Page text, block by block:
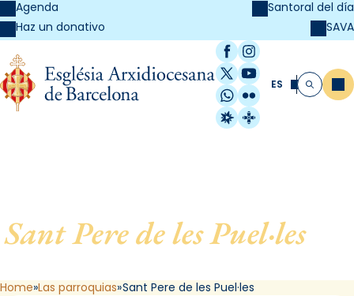
Agenda
Haz un donativo
Santoral del día
SAVA
Facebook
Instagram
X / Twitter
YouTube
WhatsApp
Flickr
Radio Estel
Catalunya
ES Buscar
Sant Pere de les Puel·les, de
Home Las parroquias Sant Pere de les Puel·les